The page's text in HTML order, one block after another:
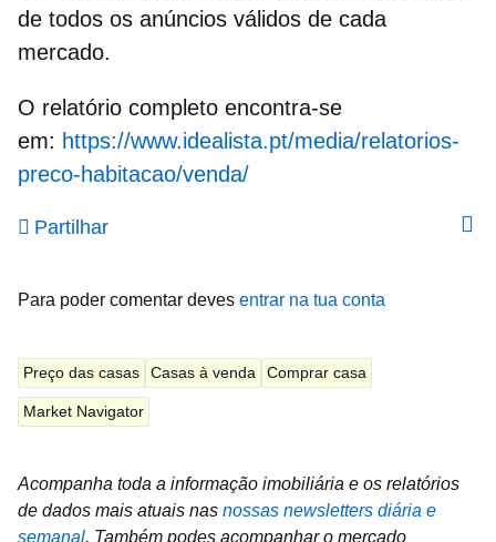
de todos os anúncios válidos de cada
mercado.
O relatório completo encontra-se
em: https://www.idealista.pt/media/relatorios-
preco-habitacao/venda/
Partilhar
Para poder comentar deves entrar na tua conta
Preço das casas Casas à venda Comprar casa
Market Navigator
Acompanha toda a informação imobiliária e os relatórios
de dados mais atuais nas nossas newsletters diária e
semanal. Também podes acompanhar o mercado